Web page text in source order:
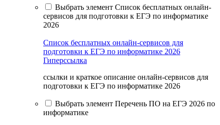
Выбрать элемент Список бесплатных онлайн-
сервисов для подготовки к ЕГЭ по информатике
2026
Список бесплатных онлайн-сервисов для
подготовки к ЕГЭ по информатике 2026
Гиперссылка
ссылки и краткое описание онлайн-сервисов для
подготовки к ЕГЭ по информатике 2026
Выбрать элемент Перечень ПО на ЕГЭ 2026 по
информатике